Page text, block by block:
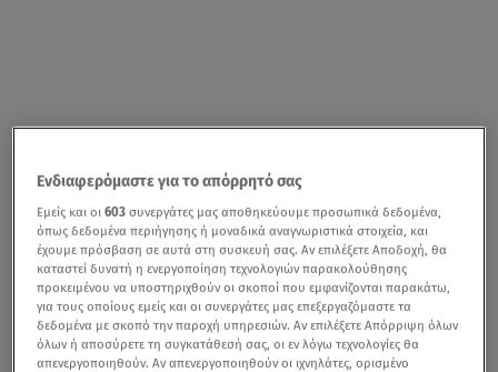
Ενδιαφερόμαστε για το απόρρητό σας
Εμείς και οι603 συνεργάτες μας αποθηκεύουμε προσωπικά δεδομένα,
όπως δεδομένα περιήγησης ή μοναδικά αναγνωριστικά στοιχεία, και
έχουμε πρόσβαση σε αυτά στη συσκευή σας. Αν επιλέξετε Αποδοχή, θα
καταστεί δυνατή η ενεργοποίηση τεχνολογιών παρακολούθησης
προκειμένου να υποστηριχθούν οι σκοποί που εμφανίζονται παρακάτω,
για τους οποίους εμείς και οι συνεργάτες μας επεξεργαζόμαστε τα
δεδομένα με σκοπό την παροχή υπηρεσιών. Αν επιλέξετε Απόρριψη όλων
όλων ή αποσύρετε τη συγκατάθεσή σας, οι εν λόγω τεχνολογίες θα
απενεργοποιηθούν. Αν απενεργοποιηθούν οι ιχνηλάτες, ορισμένο